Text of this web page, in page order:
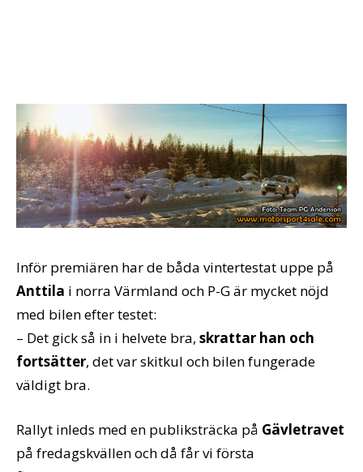
Inför premiären har de båda vintertestat uppe på
Anttila i norra Värmland och P-G är mycket nöjd
med bilen efter testet:
– Det gick så in i helvete bra, skrattar han och
fortsätter, det var skitkul och bilen fungerade
väldigt bra.
Rallyt inleds med en publiksträcka på Gävletravet
på fredagskvällen och då får vi första